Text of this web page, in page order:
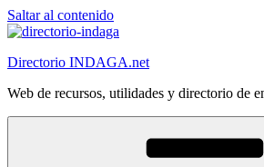
Saltar al contenido
Directorio INDAGA.net
Web de recursos, utilidades y directorio de